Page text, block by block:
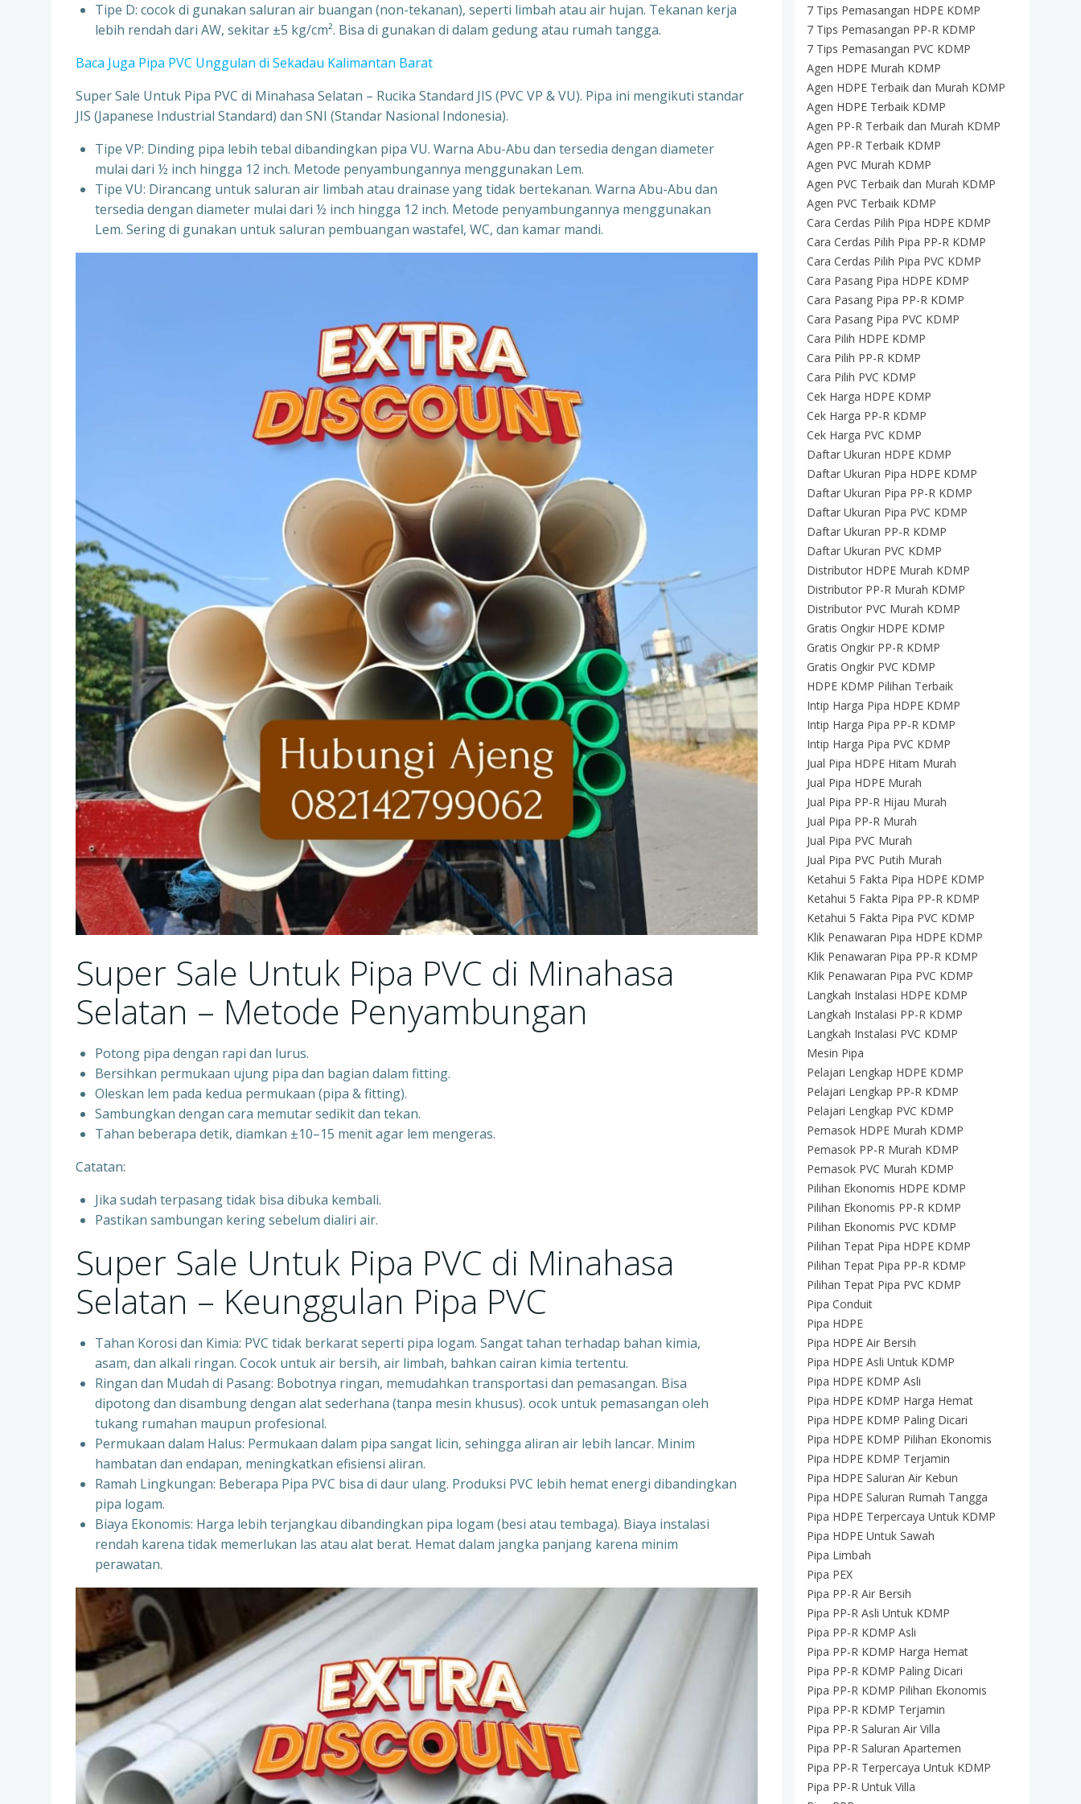
Tipe D: cocok di gunakan saluran air buangan (non-tekanan), seperti limbah atau air hujan. Tekanan kerja
lebih rendah dari AW, sekitar ±5 kg/cm². Bisa di gunakan di dalam gedung atau rumah tangga.
Baca Juga Pipa PVC Unggulan di Sekadau Kalimantan Barat
Super Sale Untuk Pipa PVC di Minahasa Selatan – Rucika Standard JIS (PVC VP & VU). Pipa ini mengikuti standar
JIS (Japanese Industrial Standard) dan SNI (Standar Nasional Indonesia).
Tipe VP: Dinding pipa lebih tebal dibandingkan pipa VU. Warna Abu-Abu dan tersedia dengan diameter
mulai dari ½ inch hingga 12 inch. Metode penyambungannya menggunakan Lem.
Tipe VU: Dirancang untuk saluran air limbah atau drainase yang tidak bertekanan. Warna Abu-Abu dan
tersedia dengan diameter mulai dari ½ inch hingga 12 inch. Metode penyambungannya menggunakan
Lem. Sering di gunakan untuk saluran pembuangan wastafel, WC, dan kamar mandi.
Super Sale Untuk Pipa PVC di Minahasa
Selatan – Metode Penyambungan
Potong pipa dengan rapi dan lurus.
Bersihkan permukaan ujung pipa dan bagian dalam fitting.
Oleskan lem pada kedua permukaan (pipa & fitting).
Sambungkan dengan cara memutar sedikit dan tekan.
Tahan beberapa detik, diamkan ±10–15 menit agar lem mengeras.
Catatan:
Jika sudah terpasang tidak bisa dibuka kembali.
Pastikan sambungan kering sebelum dialiri air.
Super Sale Untuk Pipa PVC di Minahasa
Selatan – Keunggulan Pipa PVC
Tahan Korosi dan Kimia: PVC tidak berkarat seperti pipa logam. Sangat tahan terhadap bahan kimia,
asam, dan alkali ringan. Cocok untuk air bersih, air limbah, bahkan cairan kimia tertentu.
Ringan dan Mudah di Pasang: Bobotnya ringan, memudahkan transportasi dan pemasangan. Bisa
dipotong dan disambung dengan alat sederhana (tanpa mesin khusus). ocok untuk pemasangan oleh
tukang rumahan maupun profesional.
Permukaan dalam Halus: Permukaan dalam pipa sangat licin, sehingga aliran air lebih lancar. Minim
hambatan dan endapan, meningkatkan efisiensi aliran.
Ramah Lingkungan: Beberapa Pipa PVC bisa di daur ulang. Produksi PVC lebih hemat energi dibandingkan
pipa logam.
Biaya Ekonomis: Harga lebih terjangkau dibandingkan pipa logam (besi atau tembaga). Biaya instalasi
rendah karena tidak memerlukan las atau alat berat. Hemat dalam jangka panjang karena minim
perawatan.
7 Tips Pemasangan HDPE KDMP
7 Tips Pemasangan PP-R KDMP
7 Tips Pemasangan PVC KDMP
Agen HDPE Murah KDMP
Agen HDPE Terbaik dan Murah KDMP
Agen HDPE Terbaik KDMP
Agen PP-R Terbaik dan Murah KDMP
Agen PP-R Terbaik KDMP
Agen PVC Murah KDMP
Agen PVC Terbaik dan Murah KDMP
Agen PVC Terbaik KDMP
Cara Cerdas Pilih Pipa HDPE KDMP
Cara Cerdas Pilih Pipa PP-R KDMP
Cara Cerdas Pilih Pipa PVC KDMP
Cara Pasang Pipa HDPE KDMP
Cara Pasang Pipa PP-R KDMP
Cara Pasang Pipa PVC KDMP
Cara Pilih HDPE KDMP
Cara Pilih PP-R KDMP
Cara Pilih PVC KDMP
Cek Harga HDPE KDMP
Cek Harga PP-R KDMP
Cek Harga PVC KDMP
Daftar Ukuran HDPE KDMP
Daftar Ukuran Pipa HDPE KDMP
Daftar Ukuran Pipa PP-R KDMP
Daftar Ukuran Pipa PVC KDMP
Daftar Ukuran PP-R KDMP
Daftar Ukuran PVC KDMP
Distributor HDPE Murah KDMP
Distributor PP-R Murah KDMP
Distributor PVC Murah KDMP
Gratis Ongkir HDPE KDMP
Gratis Ongkir PP-R KDMP
Gratis Ongkir PVC KDMP
HDPE KDMP Pilihan Terbaik
Intip Harga Pipa HDPE KDMP
Intip Harga Pipa PP-R KDMP
Intip Harga Pipa PVC KDMP
Jual Pipa HDPE Hitam Murah
Jual Pipa HDPE Murah
Jual Pipa PP-R Hijau Murah
Jual Pipa PP-R Murah
Jual Pipa PVC Murah
Jual Pipa PVC Putih Murah
Ketahui 5 Fakta Pipa HDPE KDMP
Ketahui 5 Fakta Pipa PP-R KDMP
Ketahui 5 Fakta Pipa PVC KDMP
Klik Penawaran Pipa HDPE KDMP
Klik Penawaran Pipa PP-R KDMP
Klik Penawaran Pipa PVC KDMP
Langkah Instalasi HDPE KDMP
Langkah Instalasi PP-R KDMP
Langkah Instalasi PVC KDMP
Mesin Pipa
Pelajari Lengkap HDPE KDMP
Pelajari Lengkap PP-R KDMP
Pelajari Lengkap PVC KDMP
Pemasok HDPE Murah KDMP
Pemasok PP-R Murah KDMP
Pemasok PVC Murah KDMP
Pilihan Ekonomis HDPE KDMP
Pilihan Ekonomis PP-R KDMP
Pilihan Ekonomis PVC KDMP
Pilihan Tepat Pipa HDPE KDMP
Pilihan Tepat Pipa PP-R KDMP
Pilihan Tepat Pipa PVC KDMP
Pipa Conduit
Pipa HDPE
Pipa HDPE Air Bersih
Pipa HDPE Asli Untuk KDMP
Pipa HDPE KDMP Asli
Pipa HDPE KDMP Harga Hemat
Pipa HDPE KDMP Paling Dicari
Pipa HDPE KDMP Pilihan Ekonomis
Pipa HDPE KDMP Terjamin
Pipa HDPE Saluran Air Kebun
Pipa HDPE Saluran Rumah Tangga
Pipa HDPE Terpercaya Untuk KDMP
Pipa HDPE Untuk Sawah
Pipa Limbah
Pipa PEX
Pipa PP-R Air Bersih
Pipa PP-R Asli Untuk KDMP
Pipa PP-R KDMP Asli
Pipa PP-R KDMP Harga Hemat
Pipa PP-R KDMP Paling Dicari
Pipa PP-R KDMP Pilihan Ekonomis
Pipa PP-R KDMP Terjamin
Pipa PP-R Saluran Air Villa
Pipa PP-R Saluran Apartemen
Pipa PP-R Terpercaya Untuk KDMP
Pipa PP-R Untuk Villa